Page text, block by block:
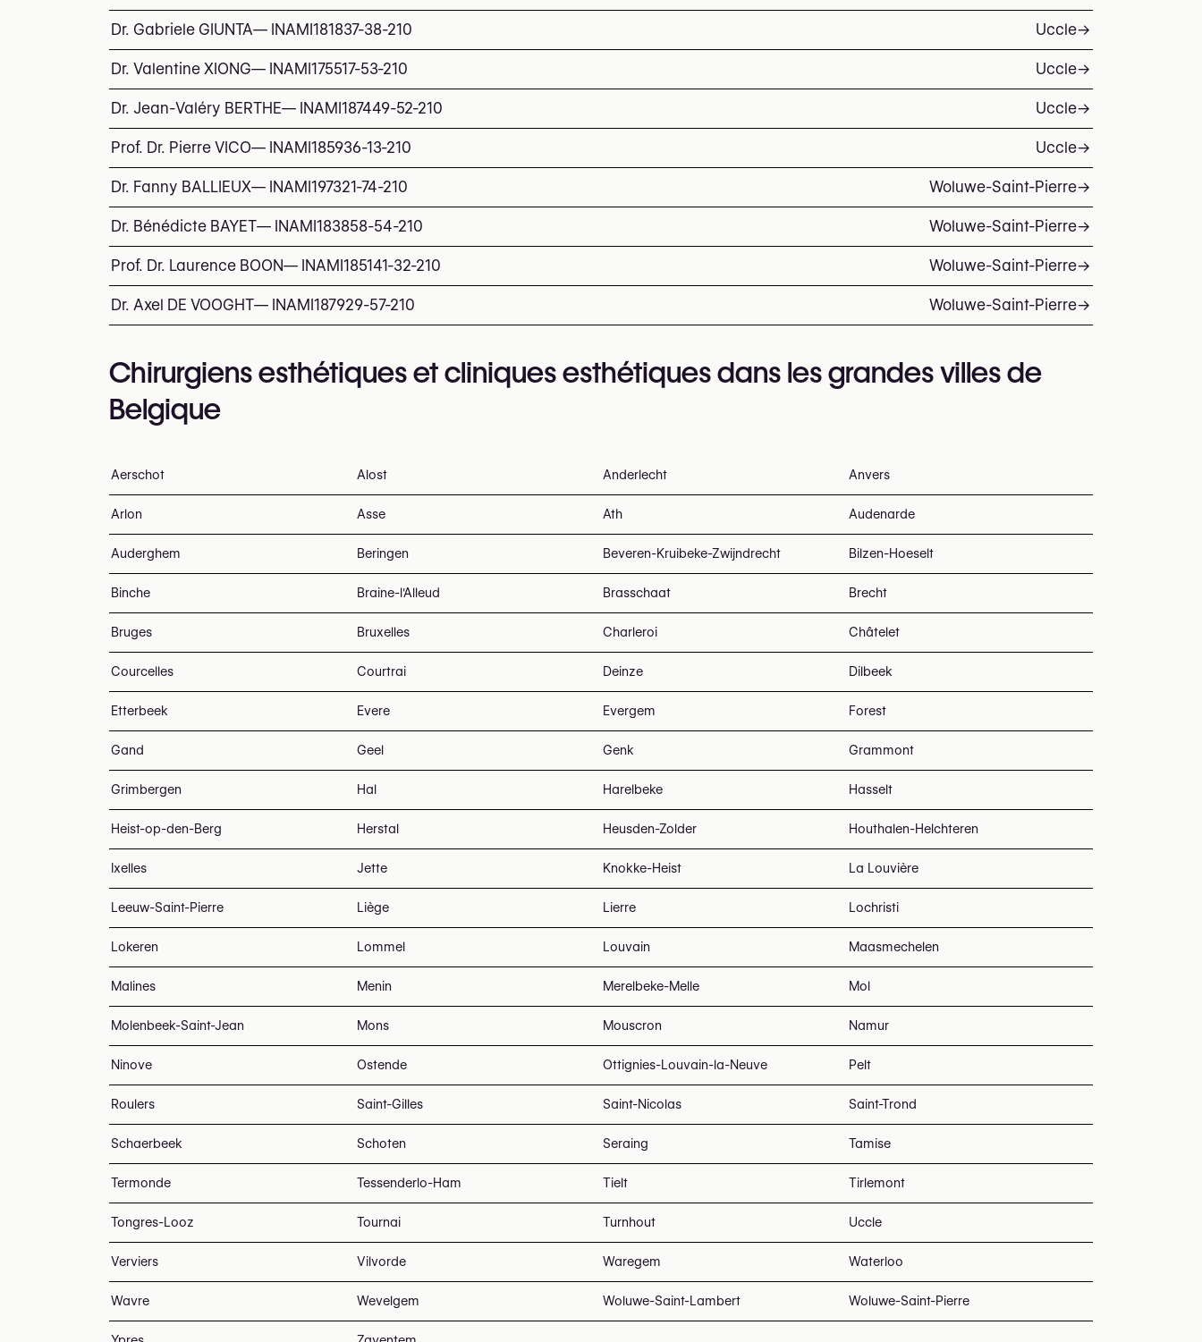
Dr. Gabriele GIUNTA— INAMI 181837-38-210 Uccle→
Dr. Valentine XIONG— INAMI 175517-53-210 Uccle→
Dr. Jean-Valéry BERTHE— INAMI 187449-52-210 Uccle→
Prof. Dr. Pierre VICO— INAMI 185936-13-210 Uccle→
Dr. Fanny BALLIEUX— INAMI 197321-74-210 Woluwe-Saint-Pierre→
Dr. Bénédicte BAYET— INAMI 183858-54-210 Woluwe-Saint-Pierre→
Prof. Dr. Laurence BOON— INAMI 185141-32-210 Woluwe-Saint-Pierre→
Dr. Axel DE VOOGHT— INAMI 187929-57-210 Woluwe-Saint-Pierre→
Chirurgiens esthétiques et cliniques esthétiques dans les grandes villes de
Belgique
Aerschot Alost Anderlecht Anvers
Arlon Asse Ath Audenarde
Auderghem Beringen Beveren-Kruibeke-Zwijndrecht Bilzen-Hoeselt
Binche Braine-l'Alleud Brasschaat Brecht
Bruges Bruxelles Charleroi Châtelet
Courcelles Courtrai Deinze Dilbeek
Etterbeek Evere Evergem Forest
Gand Geel Genk Grammont
Grimbergen Hal Harelbeke Hasselt
Heist-op-den-Berg Herstal Heusden-Zolder Houthalen-Helchteren
Ixelles Jette Knokke-Heist La Louvière
Leeuw-Saint-Pierre Liège Lierre Lochristi
Lokeren Lommel Louvain Maasmechelen
Malines Menin Merelbeke-Melle Mol
Molenbeek-Saint-Jean Mons Mouscron Namur
Ninove Ostende Ottignies-Louvain-la-Neuve Pelt
Roulers Saint-Gilles Saint-Nicolas Saint-Trond
Schaerbeek Schoten Seraing Tamise
Termonde Tessenderlo-Ham Tielt Tirlemont
Tongres-Looz Tournai Turnhout Uccle
Verviers Vilvorde Waregem Waterloo
Wavre Wevelgem Woluwe-Saint-Lambert Woluwe-Saint-Pierre